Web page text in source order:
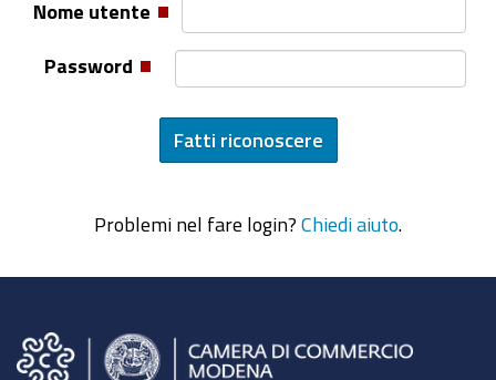
Nome utente
Password
Problemi nel fare login? Chiedi aiuto